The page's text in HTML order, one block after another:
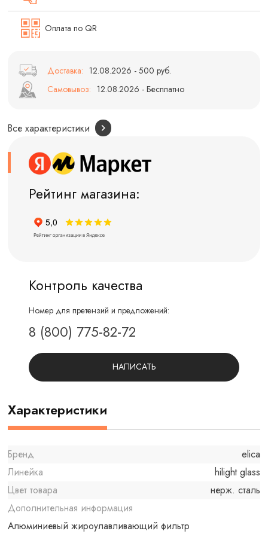
Оплата по QR
Доставка: 12.08.2026 - 500 руб.
Самовывоз: 12.08.2026 - Бесплатно
Все характеристики
Рейтинг магазина:
Контроль качества
Номер для претензий и предложений:
8 (800) 775-82-72
НАПИСАТЬ
Характеристики
Бренд
elica
Линейка
hilight glass
Цвет товара
нерж. сталь
Дополнительная информация
Алюминиевый жироулавливающий фильтр